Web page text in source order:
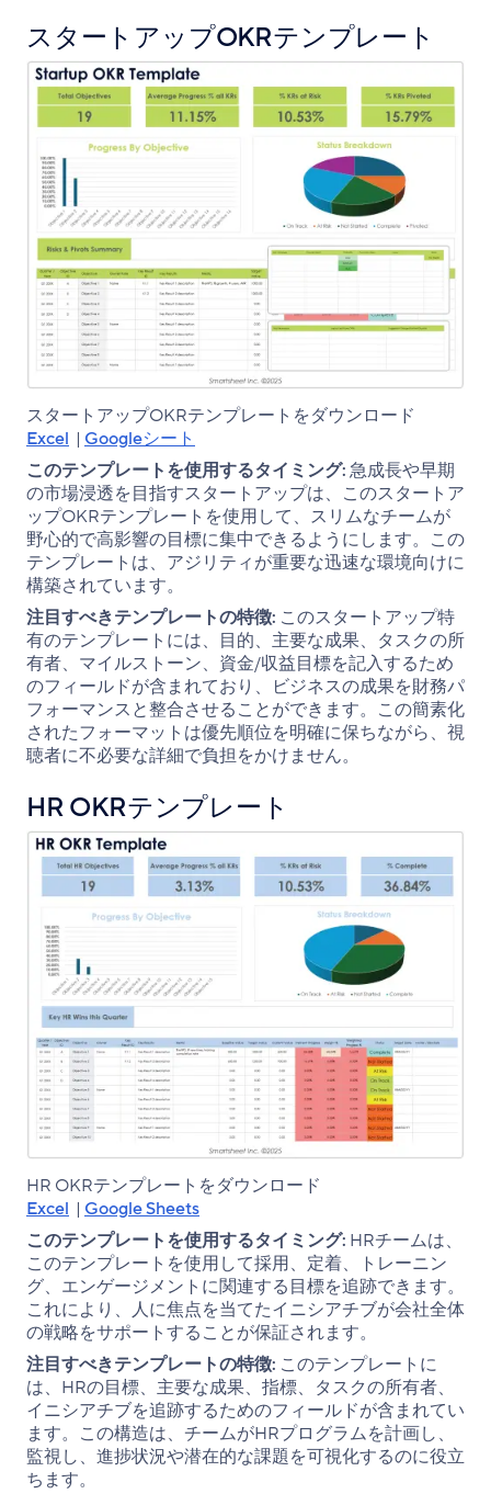
スタートアップOKRテンプレート
スタートアップOKRテンプレートをダウンロード
Excel | Googleシート
このテンプレートを使用するタイミング:急成長や早期
の市場浸透を目指すスタートアップは、このスタートア
ップOKRテンプレートを使用して、スリムなチームが
野心的で高影響の目標に集中できるようにします。この
テンプレートは、アジリティが重要な迅速な環境向けに
構築されています。
注目すべきテンプレートの特徴: このスタートアップ特
有のテンプレートには、目的、主要な成果、タスクの所
有者、マイルストーン、資金/収益目標を記入するため
のフィールドが含まれており、ビジネスの成果を財務パ
フォーマンスと整合させることができます。この簡素化
されたフォーマットは優先順位を明確に保ちながら、視
聴者に不必要な詳細で負担をかけません。
HR OKRテンプレート
HR OKRテンプレートをダウンロード
Excel | Google Sheets
このテンプレートを使用するタイミング: HRチームは、
このテンプレートを使用して採用、定着、トレーニン
グ、エンゲージメントに関連する目標を追跡できます。
これにより、人に焦点を当てたイニシアチブが会社全体
の戦略をサポートすることが保証されます。
注目すべきテンプレートの特徴: このテンプレートに
は、HRの目標、主要な成果、指標、タスクの所有者、
イニシアチブを追跡するためのフィールドが含まれてい
ます。この構造は、チームがHRプログラムを計画し、
監視し、進捗状況や潜在的な課題を可視化するのに役立
ちます。